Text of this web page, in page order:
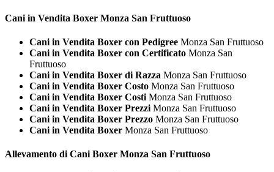
Cani in Vendita Boxer Monza San Fruttuoso
Cani in Vendita Boxer con Pedigree Monza San Fruttuoso
Cani in Vendita Boxer con Certificato Monza San
Fruttuoso
Cani in Vendita Boxer di Razza Monza San Fruttuoso
Cani in Vendita Boxer Costo Monza San Fruttuoso
Cani in Vendita Boxer Costi Monza San Fruttuoso
Cani in Vendita Boxer Prezzi Monza San Fruttuoso
Cani in Vendita Boxer Prezzo Monza San Fruttuoso
Cani in Vendita Boxer Monza San Fruttuoso
Allevamento di Cani Boxer Monza San Fruttuoso